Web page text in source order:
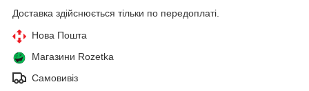
Доставка здійснюється тільки по передоплаті.
Нова Пошта
Магазини Rozetka
Самовивіз